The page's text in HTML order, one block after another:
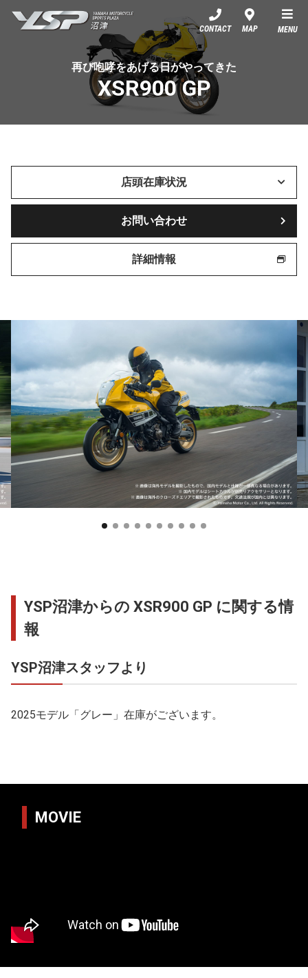
CONTACT MAP MENU
再び咆哮をあげる日がやってきた
XSR900 GP
店頭在庫状況
お問い合わせ
詳細情報
YSP沼津からの XSR900 GP に関する情
報
YSP沼津スタッフより
2025モデル「グレー」在庫がございます。
MOVIE